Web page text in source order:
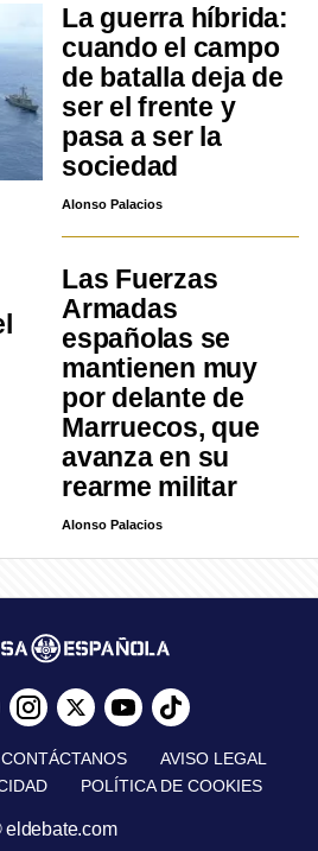
La guerra híbrida:
cuando el campo
de batalla deja de
ser el frente y
pasa a ser la
sociedad
Alonso Palacios
Las Fuerzas
Armadas
españolas se
mantienen muy
por delante de
Marruecos, que
avanza en su
rearme militar
Alonso Palacios
CONTÁCTANOS
AVISO LEGAL
POLÍTICA DE COOKIES
eldebate.com